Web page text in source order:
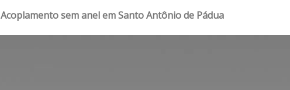
Acoplamento sem anel em Santo Antônio de Pádua